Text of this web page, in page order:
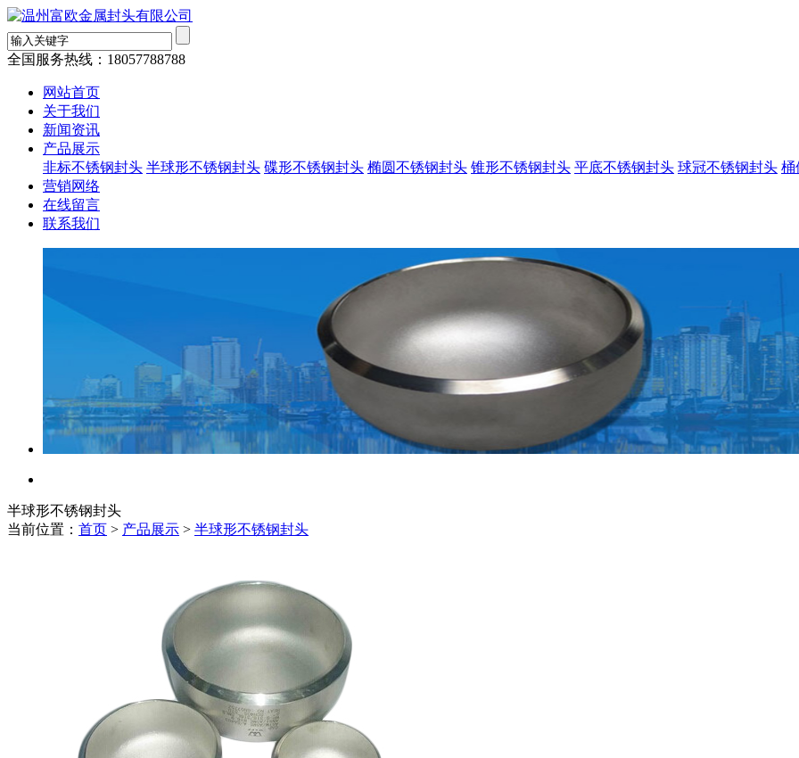
全国服务热线： 18057788788
网站首页
关于我们
新闻资讯
产品展示
非标不锈钢封头 半球形不锈钢封头 碟形不锈钢封头 椭圆不锈钢封头 锥形不锈钢封头 平底不锈钢封头 球冠不锈钢封头 桶
营销网络
在线留言
联系我们
半球形不锈钢封头
当前位置： 首页 > 产品展示 > 半球形不锈钢封头